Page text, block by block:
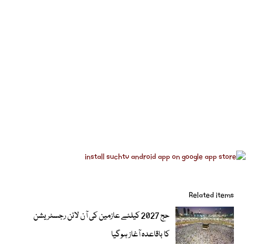
Related items
حج 2027 کیلئے عازمین کی آن لائن رجسٹریشن
کا باقاعدہ آغاز ہوگیا